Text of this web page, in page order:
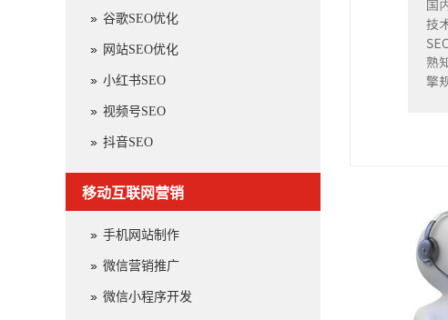
谷歌SEO优化
网站SEO优化
小红书SEO
视频号SEO
抖音SEO
移动互联网营销
手机网站制作
微信营销推广
微信小程序开发